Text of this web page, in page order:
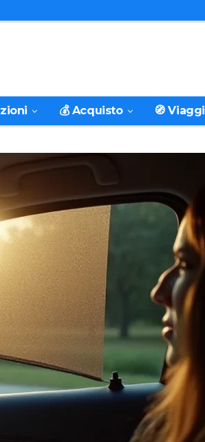
💰 Acquisto 🧭 Viaggi